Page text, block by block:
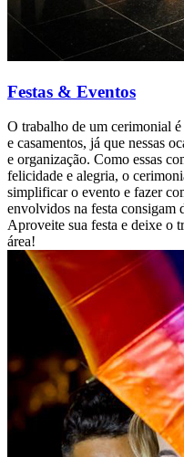
Festas & Eventos
O trabalho de um cerimonial
e casamentos, já que nessas
e organização. Como essas
felicidade e alegria, o
simplificar o evento e fazer
envolvidos na festa consigam
Aproveite sua festa e deixe o
área!